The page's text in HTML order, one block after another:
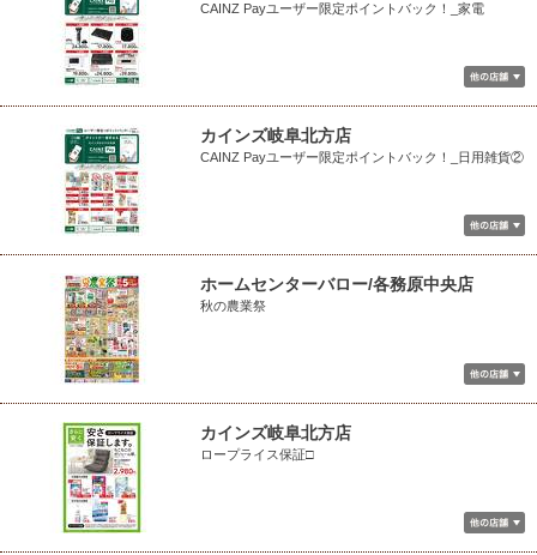
CAINZ Payユーザー限定ポイントバック！_家電
カインズ岐阜北方店
CAINZ Payユーザー限定ポイントバック！_日用雑貨②
ホームセンターバロー/各務原中央店
秋の農業祭
カインズ岐阜北方店
ロープライス保証□